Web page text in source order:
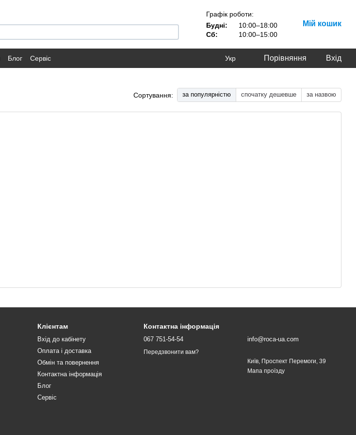
Графік роботи:
Будні:
10:00–18:00
Сб:
10:00–15:00
Мій кошик
Блог Сервіс Укр Порівняння Вхід
Сортування: за популярністю спочатку дешевше за назвою
Клієнтам
Вхід до кабінету
Оплата і доставка
Обмін та повернення
Контактна інформація
Блог
Сервіс
Контактна інформація
067 751-54-54
Передзвонити вам?
info@roca-ua.com
Київ, Проспект Перемоги, 39
Мапа проїзду